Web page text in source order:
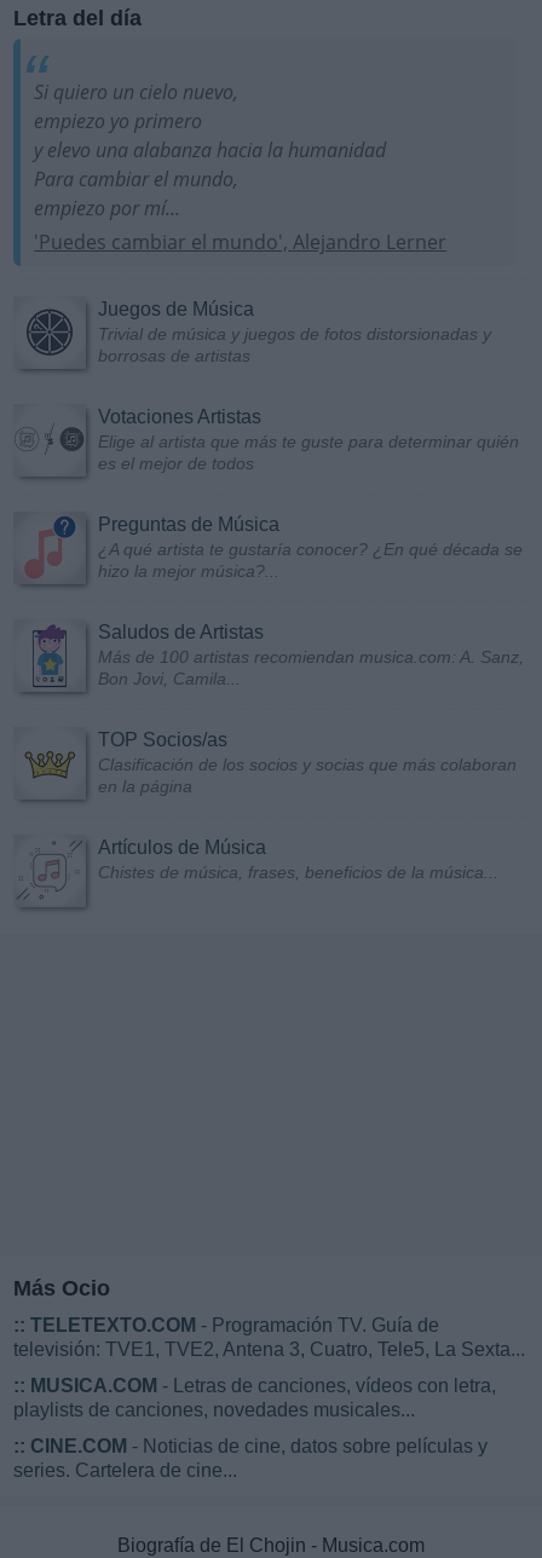
Letra del día
Si quiero un cielo nuevo,
empiezo yo primero
y elevo una alabanza hacia la humanidad
Para cambiar el mundo,
empiezo por mí...
'Puedes cambiar el mundo', Alejandro Lerner
Juegos de Música
Trivial de música y juegos de fotos distorsionadas y
borrosas de artistas
Votaciones Artistas
Elige al artista que más te guste para determinar quién
es el mejor de todos
Preguntas de Música
¿A qué artista te gustaría conocer? ¿En qué década se
hizo la mejor música?...
Saludos de Artistas
Más de 100 artistas recomiendan musica.com: A. Sanz,
Bon Jovi, Camila...
TOP Socios/as
Clasificación de los socios y socias que más colaboran
en la página
Artículos de Música
Chistes de música, frases, beneficios de la música...
Más Ocio
:: TELETEXTO.COM - Programación TV. Guía de
televisión: TVE1, TVE2, Antena 3, Cuatro, Tele5, La Sexta...
:: MUSICA.COM - Letras de canciones, vídeos con letra,
playlists de canciones, novedades musicales...
:: CINE.COM - Noticias de cine, datos sobre películas y
series. Cartelera de cine...
Biografía de El Chojin - Musica.com